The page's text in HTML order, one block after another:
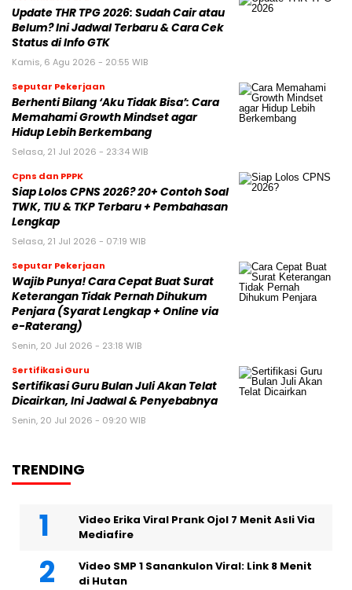
Update THR TPG 2026: Sudah Cair atau
Belum? Ini Jadwal Terbaru & Cara Cek
Status di Info GTK
Kamis, 6 Agu 2026 - 20:55 WIB
Seputar Pekerjaan
Berhenti Bilang ‘Aku Tidak Bisa’: Cara
Memahami Growth Mindset agar
Hidup Lebih Berkembang
Selasa, 21 Jul 2026 - 23:34 WIB
Cpns dan PPPK
Siap Lolos CPNS 2026? 20+ Contoh Soal
TWK, TIU & TKP Terbaru + Pembahasan
Lengkap
Selasa, 21 Jul 2026 - 07:19 WIB
Seputar Pekerjaan
Wajib Punya! Cara Cepat Buat Surat
Keterangan Tidak Pernah Dihukum
Penjara (Syarat Lengkap + Online via
e-Raterang)
Senin, 20 Jul 2026 - 23:18 WIB
Sertifikasi Guru
Sertifikasi Guru Bulan Juli Akan Telat
Dicairkan, Ini Jadwal & Penyebabnya
Senin, 20 Jul 2026 - 09:20 WIB
TRENDING
Video Erika Viral Prank Ojol 7 Menit Asli Via
Mediafire
Video SMP 1 Sanankulon Viral: Link 8 Menit
di Hutan